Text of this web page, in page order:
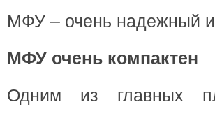
МФУ – очень надежный и
МФУ очень компактен
Одним из главных